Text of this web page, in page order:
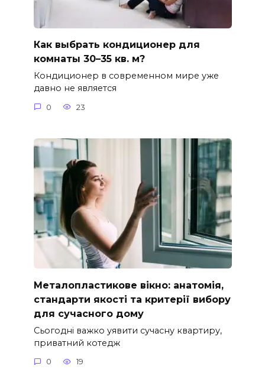
Как выбрать кондиционер для
комнаты 30–35 кв. м?
Кондиционер в современном мире уже
давно не является
0 23
Металопластикове вікно: анатомія,
стандарти якості та критерії вибору
для сучасного дому
Сьогодні важко уявити сучасну квартиру,
приватний котедж
0 19